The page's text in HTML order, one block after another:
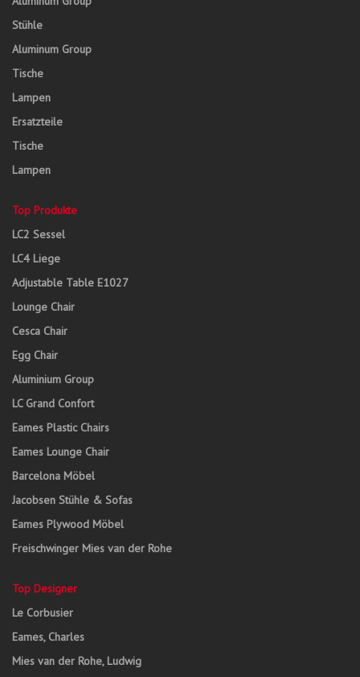
Stühle
Aluminum Group
Tische
Lampen
Ersatzteile
Tische
Lampen
Top Produkte
LC2 Sessel
LC4 Liege
Adjustable Table E1027
Lounge Chair
Cesca Chair
Egg Chair
Aluminium Group
LC Grand Confort
Eames Plastic Chairs
Eames Lounge Chair
Barcelona Möbel
Jacobsen Stühle & Sofas
Eames Plywood Möbel
Freischwinger Mies van der Rohe
Top Designer
Le Corbusier
Eames, Charles
Mies van der Rohe, Ludwig